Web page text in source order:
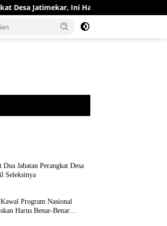
Jatimekar, Ini Hasil Seleksinya
Dua Jabatan Perangkat Desa
Seleksinya
Program Nasional
Harus Benar-Benar